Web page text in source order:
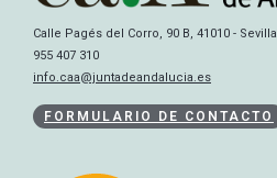
Calle Pagés del Corro, 90 B, 41010 - Sevilla
955 407 310
info.caa@juntadeandalucia.es
FORMULARIO DE CONTACTO